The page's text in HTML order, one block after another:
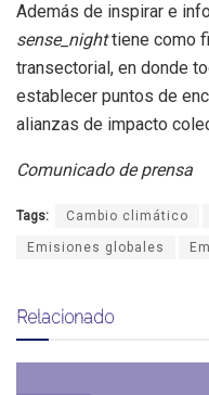
Además de inspirar e
sense_nighttiene como
transectorial, en donde
establecer puntos de
alianzas de impacto
Comunicado de prensa
Tags: Cambio climático
Emisiones globales
Relacionado